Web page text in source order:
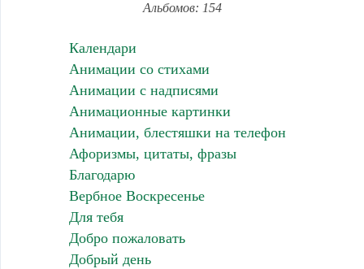
Альбомов: 154
Календари
Анимации со стихами
Анимации с надписями
Анимационные картинки
Анимации, блестяшки на телефон
Афоризмы, цитаты, фразы
Благодарю
Вербное Воскресенье
Для тебя
Добро пожаловать
Добрый день